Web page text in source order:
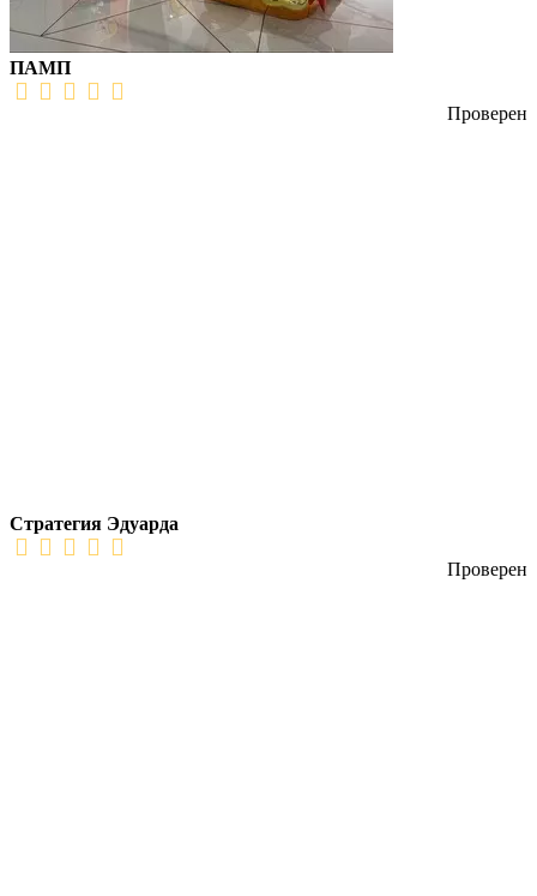
ПАМП
Проверен
Стратегия Эдуарда
Проверен